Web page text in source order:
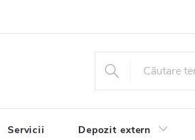
Servicii Depozit extern